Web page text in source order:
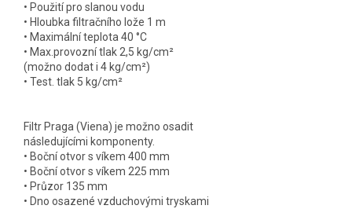
• Použití pro slanou vodu
• Hloubka filtračního lože 1 m
• Maximální teplota 40 °C
• Max.provozní tlak 2,5 kg/cm²
(možno dodat i 4 kg/cm²)
• Test. tlak 5 kg/cm²
Filtr Praga (Viena) je možno osadit
následujícími komponenty.
• Boční otvor s víkem 400 mm
• Boční otvor s víkem 225 mm
• Průzor 135 mm
• Dno osazené vzduchovými tryskami